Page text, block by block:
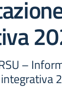
–